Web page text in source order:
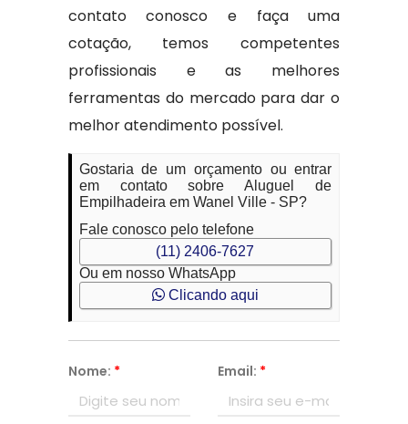
contato conosco e faça uma
cotação, temos competentes
profissionais e as melhores
ferramentas do mercado para dar o
melhor atendimento possível.
Gostaria de um orçamento ou entrar
em contato sobre Aluguel de
Empilhadeira em Wanel Ville - SP?
Fale conosco pelo telefone
(11) 2406-7627
Ou em nosso WhatsApp
Clicando aqui
Nome: * Email: *